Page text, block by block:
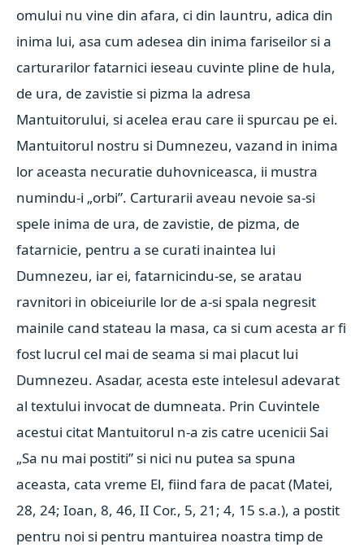
omului nu vine din afara, ci din launtru, adica din
inima lui, asa cum adesea din inima fariseilor si a
carturarilor fatarnici ieseau cuvinte pline de hula,
de ura, de zavistie si pizma la adresa
Mantuitorului, si acelea erau care ii spurcau pe ei.
Mantuitorul nostru si Dumnezeu, vazand in inima
lor aceasta necuratie duhovniceasca, ii mustra
numindu-i „orbi”. Carturarii aveau nevoie sa-si
spele inima de ura, de zavistie, de pizma, de
fatarnicie, pentru a se curati inaintea lui
Dumnezeu, iar ei, fatarnicindu-se, se aratau
ravnitori in obiceiurile lor de a-si spala negresit
mainile cand stateau la masa, ca si cum acesta ar fi
fost lucrul cel mai de seama si mai placut lui
Dumnezeu. Asadar, acesta este intelesul adevarat
al textului invocat de dumneata. Prin Cuvintele
acestui citat Mantuitorul n-a zis catre ucenicii Sai
„Sa nu mai postiti” si nici nu putea sa spuna
aceasta, cata vreme El, fiind fara de pacat (Matei,
28, 24; Ioan, 8, 46, II Cor., 5, 21; 4, 15 s.a.), a postit
pentru noi si pentru mantuirea noastra timp de